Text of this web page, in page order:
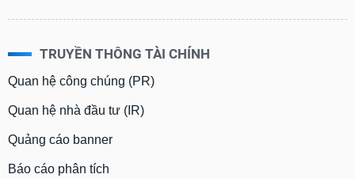
TRUYỀN THÔNG TÀI CHÍNH
Quan hệ công chúng (PR)
Quan hệ nhà đầu tư (IR)
Quảng cáo banner
Báo cáo phân tích